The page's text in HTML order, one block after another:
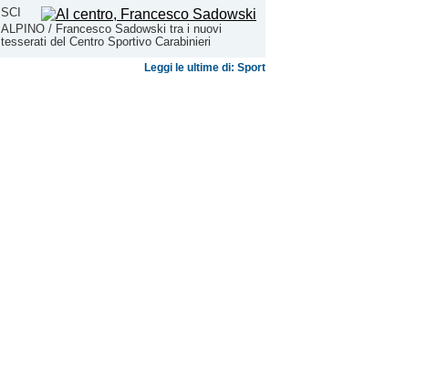
SCI
ALPINO / Francesco Sadowski tra i nuovi
tesserati del Centro Sportivo Carabinieri
Leggi le ultime di: Sport